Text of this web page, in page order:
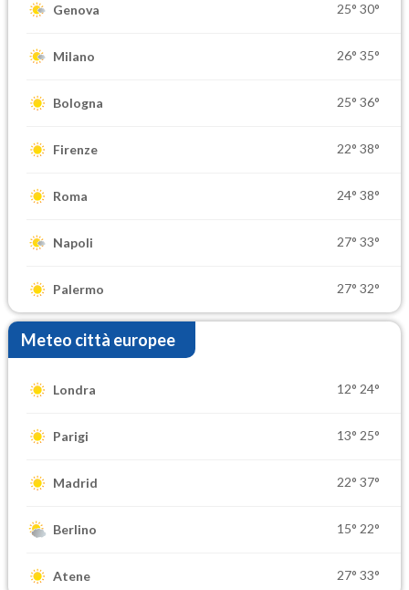
Genova 25° 30°
Milano 26° 35°
Bologna 25° 36°
Firenze 22° 38°
Roma 24° 38°
Napoli 27° 33°
Palermo 27° 32°
Meteo città europee
Londra 12° 24°
Parigi 13° 25°
Madrid 22° 37°
Berlino 15° 22°
Atene 27° 33°